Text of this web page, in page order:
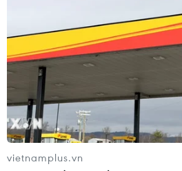
Theo Bộ Thủy lợi Trung Quốc, 2
Hulunbuir ở miền Tây Bắc nước
chiều 18/7; người dân sống ở
và hiện chưa ghi nhận thương
vietnamplus.vn